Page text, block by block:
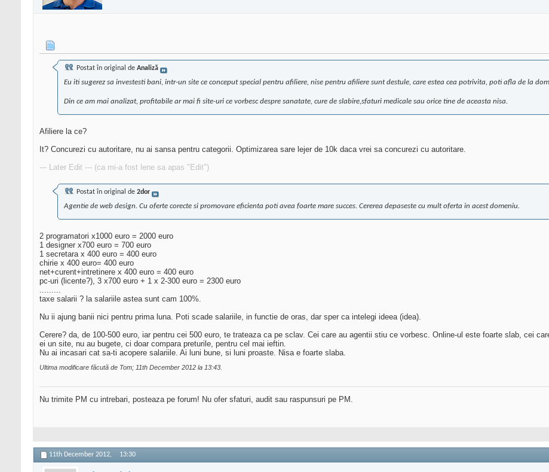
Postat în original de Analiză
Eu iti sugerez sa investesti bani, intr-un site ce conceput special pentru afiliere, nise pentru afiliere sunt destule, care estea cea potrivita, poti afla de la
Din ce am mai analizat, profitabile ar mai fi site-uri ce vorbesc despre sanatate, cure de slabire,sfaturi medicale sau orice tine de aceasta nisa.
Afiliere la ce?
It? Concurezi cu autoritare, nu ai sansa pentru categorii. Optimizarea sare lejer de 10k daca vrei sa concurezi cu autoritare.
--- Later Edit --- (ca mi-a fost lene sa apas "Edit")
Postat în original de 2dor
Agentie de web design. Cu oferte corecte si promovare eficienta poti avea foarte mare succes. Cererea depaseste cu mult oferta in acest domeniu.
2 programatori x1000 euro = 2000 euro
1 designer x700 euro = 700 euro
1 secretara x 400 euro = 400 euro
chirie x 400 euro= 400 euro
net+curent+intretinere x 400 euro = 400 euro
pc-uri (licente?), 3 x700 euro + 1 x 2-300 euro = 2300 euro
.........
taxe salarii ? la salariile astea sunt cam 100%.
Nu ii ajung banii nici pentru prima luna. Poti scade salariile, in functie de oras, dar sper ca intelegi ideea (idea).
Cerere? da, de 100-500 euro, iar pentru cei 500 euro, te trateaza ca pe sclav. Cei care au agentii stiu ce vorbesc. Online-ul este foarte slab, cei
ei un site, nu au bugete, ci doar compara preturile, pentru cel mai ieftin.
Nu ai incasari cat sa-ti acopere salariile. Ai luni bune, si luni proaste. Nisa e foarte slaba.
Ultima modificare făcută de Tom; 11th December 2012 la 13:43
Nu trimite PM cu intrebari, posteaza pe forum! Nu ofer sfaturi, audit sau raspunsuri pe PM.
11th December 2012, 13:30